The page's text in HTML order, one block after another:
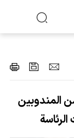
المندوبين